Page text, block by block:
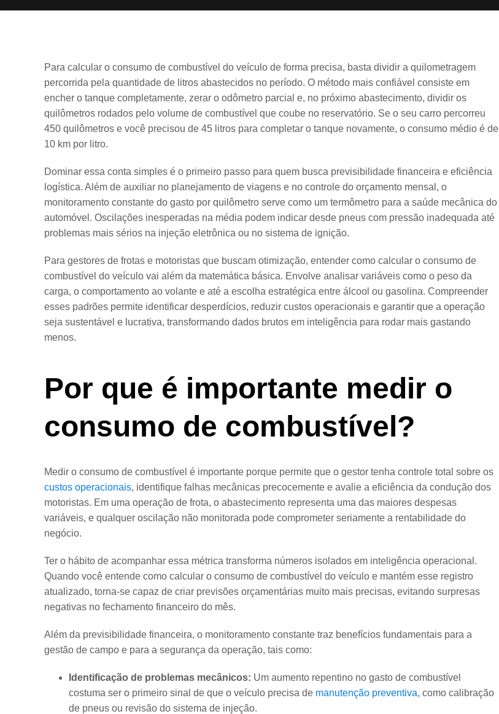
Para calcular o consumo de combustível do veículo de forma precisa, basta dividir a quilometragem
percorrida pela quantidade de litros abastecidos no período. O método mais confiável consiste em
encher o tanque completamente, zerar o odômetro parcial e, no próximo abastecimento, dividir os
quilômetros rodados pelo volume de combustível que coube no reservatório. Se o seu carro percorreu
450 quilômetros e você precisou de 45 litros para completar o tanque novamente, o consumo médio é de
10 km por litro.
Dominar essa conta simples é o primeiro passo para quem busca previsibilidade financeira e eficiência
logística. Além de auxiliar no planejamento de viagens e no controle do orçamento mensal, o
monitoramento constante do gasto por quilômetro serve como um termômetro para a saúde mecânica do
automóvel. Oscilações inesperadas na média podem indicar desde pneus com pressão inadequada até
problemas mais sérios na injeção eletrônica ou no sistema de ignição.
Para gestores de frotas e motoristas que buscam otimização, entender como calcular o consumo de
combustível do veículo vai além da matemática básica. Envolve analisar variáveis como o peso da
carga, o comportamento ao volante e até a escolha estratégica entre álcool ou gasolina. Compreender
esses padrões permite identificar desperdícios, reduzir custos operacionais e garantir que a operação
seja sustentável e lucrativa, transformando dados brutos em inteligência para rodar mais gastando
menos.
Por que é importante medir o
consumo de combustível?
Medir o consumo de combustível é importante porque permite que o gestor tenha controle total sobre os
custos operacionais, identifique falhas mecânicas precocemente e avalie a eficiência da condução dos
motoristas. Em uma operação de frota, o abastecimento representa uma das maiores despesas
variáveis, e qualquer oscilação não monitorada pode comprometer seriamente a rentabilidade do
negócio.
Ter o hábito de acompanhar essa métrica transforma números isolados em inteligência operacional.
Quando você entende como calcular o consumo de combustível do veículo e mantém esse registro
atualizado, torna-se capaz de criar previsões orçamentárias muito mais precisas, evitando surpresas
negativas no fechamento financeiro do mês.
Além da previsibilidade financeira, o monitoramento constante traz benefícios fundamentais para a
gestão de campo e para a segurança da operação, tais como:
Identificação de problemas mecânicos: Um aumento repentino no gasto de combustível
costuma ser o primeiro sinal de que o veículo precisa de manutenção preventiva, como calibração
de pneus ou revisão do sistema de injeção.